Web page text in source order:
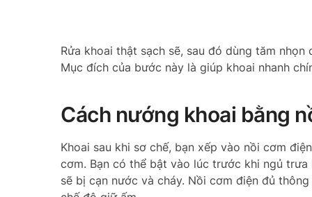
Rửa khoai thật sạch sẽ, sau đó dùng tăm
Mục đích của bước này là giúp khoai nhanh
Cách nướng khoai bằng
Khoai sau khi sơ chế, bạn xếp vào nồi cơm
cơm. Bạn có thể bật vào lúc trước khi ngủ
sẽ bị cạn nước và cháy. Nồi cơm điện đủ